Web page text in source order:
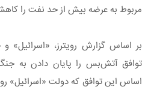
مربوط به عرضه بیش از حد نفت را
بر اساس گزارش رویترز، «اسرائیل»
توافق آتش‌بس را پایان دادن به
اساس این توافق که دولت «اسرائیل»